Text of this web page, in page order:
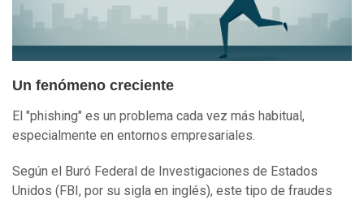
Un fenómeno creciente
El "phishing" es un problema cada vez más habitual,
especialmente en entornos empresariales.
Según el Buró Federal de Investigaciones de Estados
Unidos (FBI, por su sigla en inglés), este tipo de fraudes